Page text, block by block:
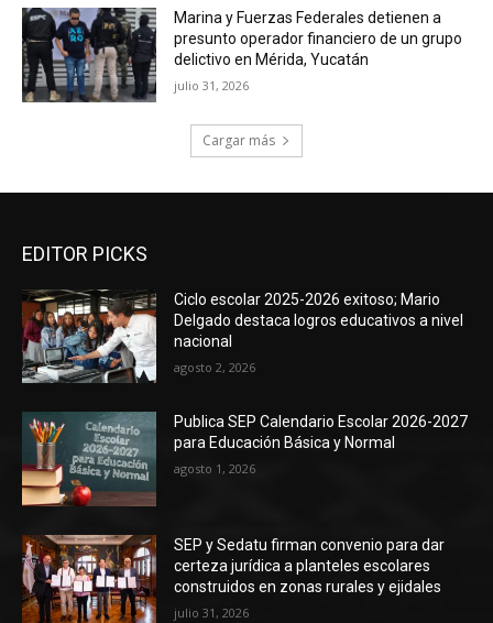
Marina y Fuerzas Federales detienen a
presunto operador financiero de un grupo
delictivo en Mérida, Yucatán
julio 31, 2026
Cargar más
EDITOR PICKS
Ciclo escolar 2025-2026 exitoso; Mario
Delgado destaca logros educativos a nivel
nacional
agosto 2, 2026
Publica SEP Calendario Escolar 2026-2027
para Educación Básica y Normal
agosto 1, 2026
SEP y Sedatu firman convenio para dar
certeza jurídica a planteles escolares
construidos en zonas rurales y ejidales
julio 31, 2026